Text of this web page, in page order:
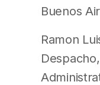
Buenos
Ramon